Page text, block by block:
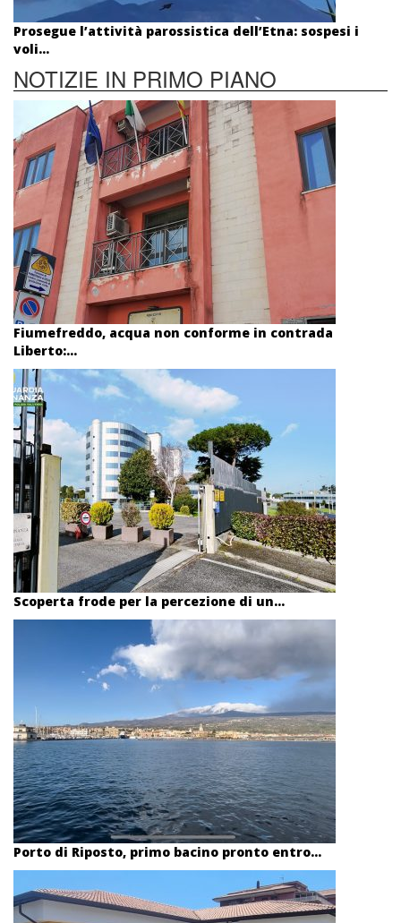
Prosegue l’attività parossistica dell’Etna: sospesi i
voli...
NOTIZIE IN PRIMO PIANO
Fiumefreddo, acqua non conforme in contrada
Liberto:...
Scoperta frode per la percezione di un...
Porto di Riposto, primo bacino pronto entro...